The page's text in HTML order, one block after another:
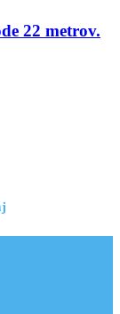
22 metrov.